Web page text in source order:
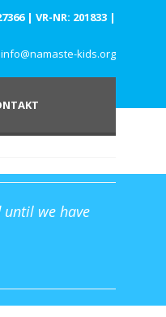
| VR-NR: 201833 |
info@namaste-kids.org
until we have